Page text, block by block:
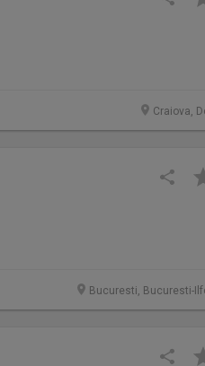
Craiova,
Bucuresti, Bucuresti-